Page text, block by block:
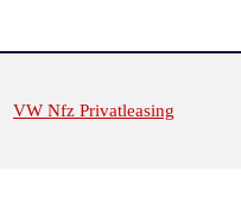
VW Nfz Privatleasing